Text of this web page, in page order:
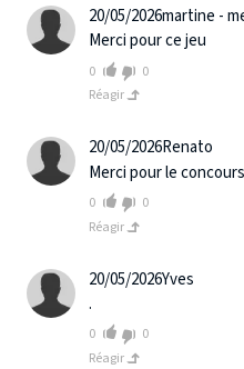
20/05/2026martine -
Merci pour ce jeu
0
0
Réagir
20/05/2026Renato
Merci pour le concours
0
0
Réagir
20/05/2026Yves
.
0
0
Réagir